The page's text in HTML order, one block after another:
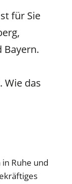
für Sie
Bayern.
Wie das
Ruhe und